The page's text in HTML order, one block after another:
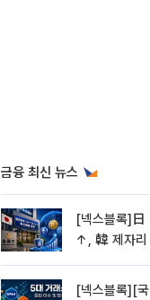
금융 최신 뉴스
[넥스블록]日
↑, 韓 제자리
[넥스블록][